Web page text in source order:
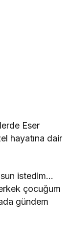
Eser
hayatına dair
istedim…
çocuğum
gündem